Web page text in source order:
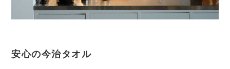
安心の今治タオル